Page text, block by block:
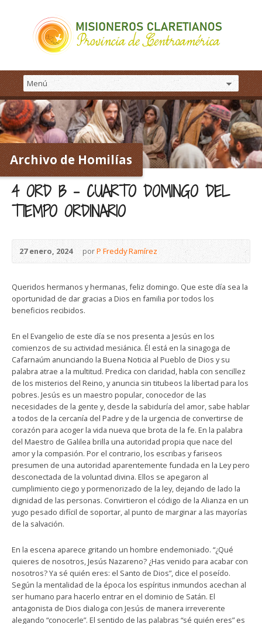
Archivo de Homilías
4 ORD B – CUARTO DOMINGO DEL
TIEMPO ORDINARIO
27 enero, 2024 porP Freddy Ramírez
Queridos hermanos y hermanas, feliz domingo. Que este día sea la
oportunidad de dar gracias a Dios en familia por todos los
beneficios recibidos.
En el Evangelio de este día se nos presenta a Jesús en los
comienzos de su actividad mesiánica. Él está en la sinagoga de
Cafarnaúm anunciando la Buena Noticia al Pueblo de Dios y su
palabra atrae a la multitud. Predica con claridad, habla con sencillez
de los misterios del Reino, y anuncia sin titubeos la libertad para los
pobres. Jesús es un maestro popular, conocedor de las
necesidades de la gente y, desde la sabiduría del amor, sabe hablar
a todos de la cercanía del Padre y de la urgencia de convertirse de
corazón para acoger la vida nueva que brota de la fe. En la palabra
del Maestro de Galilea brilla una autoridad propia que nace del
amor y la compasión. Por el contrario, los escribas y fariseos
presumen de una autoridad aparentemente fundada en la Ley pero
desconectada de la voluntad divina. Ellos se apegaron al
cumplimiento ciego y pormenorizado de la ley, dejando de lado la
dignidad de las personas. Convirtieron el código de la Alianza en un
yugo pesado difícil de soportar, al punto de marginar a las mayorías
de la salvación.
En la escena aparece gritando un hombre endemoniado. “¿Qué
quieres de nosotros, Jesús Nazareno? ¿Has venido para acabar con
nosotros? Ya sé quién eres: el Santo de Dios”, dice el poseído.
Según la mentalidad de la época los espíritus inmundos acechan al
ser humano para hacerlo entrar en el dominio de Satán. El
antagonista de Dios dialoga con Jesús de manera irreverente
alegando “conocerle”. El sentido de las palabras “sé quién eres” es